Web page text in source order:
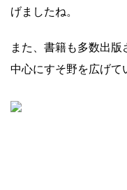
げましたね。
また、書籍も多数出
中心にすそ野を広げて